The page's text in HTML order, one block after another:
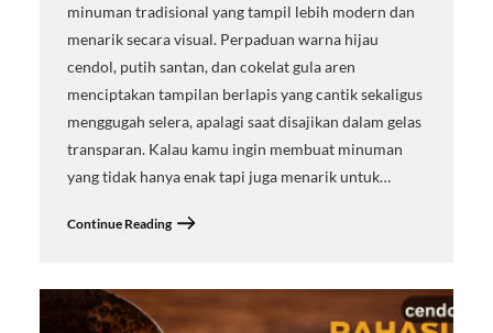
minuman tradisional yang tampil lebih modern dan
menarik secara visual. Perpaduan warna hijau
cendol, putih santan, dan cokelat gula aren
menciptakan tampilan berlapis yang cantik sekaligus
menggugah selera, apalagi saat disajikan dalam gelas
transparan. Kalau kamu ingin membuat minuman
yang tidak hanya enak tapi juga menarik untuk…
Continue Reading